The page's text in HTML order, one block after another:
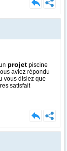
projet piscine
aviez répondu
vous disiez que
satisfait